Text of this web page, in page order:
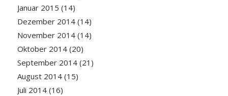
Januar 2015 (14)
Dezember 2014(14)
November 2014(14)
Oktober 2014(20)
September 2014(21)
August 2014(15)
Juli 2014(16)